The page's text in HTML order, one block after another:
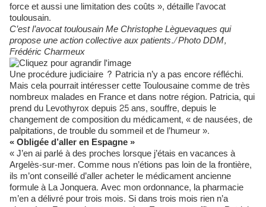
force et aussi une limitation des coûts », détaille l’avocat
toulousain.
C’est l’avocat toulousain Me Christophe Lèguevaques qui
propose une action collective aux patients./ Photo DDM,
Frédéric Charmeux
Une procédure judiciaire ? Patricia n’y a pas encore réfléchi.
Mais cela pourrait intéresser cette Toulousaine comme de très
nombreux malades en France et dans notre région. Patricia, qui
prend du Levothyrox depuis 25 ans, souffre, depuis le
changement de composition du médicament, « de nausées, de
palpitations, de trouble du sommeil et de l’humeur ».
« Obligée d’aller en Espagne »
« J’en ai parlé à des proches lorsque j’étais en vacances à
Argelès-sur-mer. Comme nous n’étions pas loin de la frontière,
ils m’ont conseillé d’aller acheter le médicament ancienne
formule à La Jonquera. Avec mon ordonnance, la pharmacie
m’en a délivré pour trois mois. Si dans trois mois rien n’a